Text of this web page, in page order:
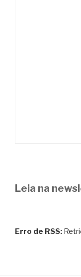
Leia na
Erro de RSS: